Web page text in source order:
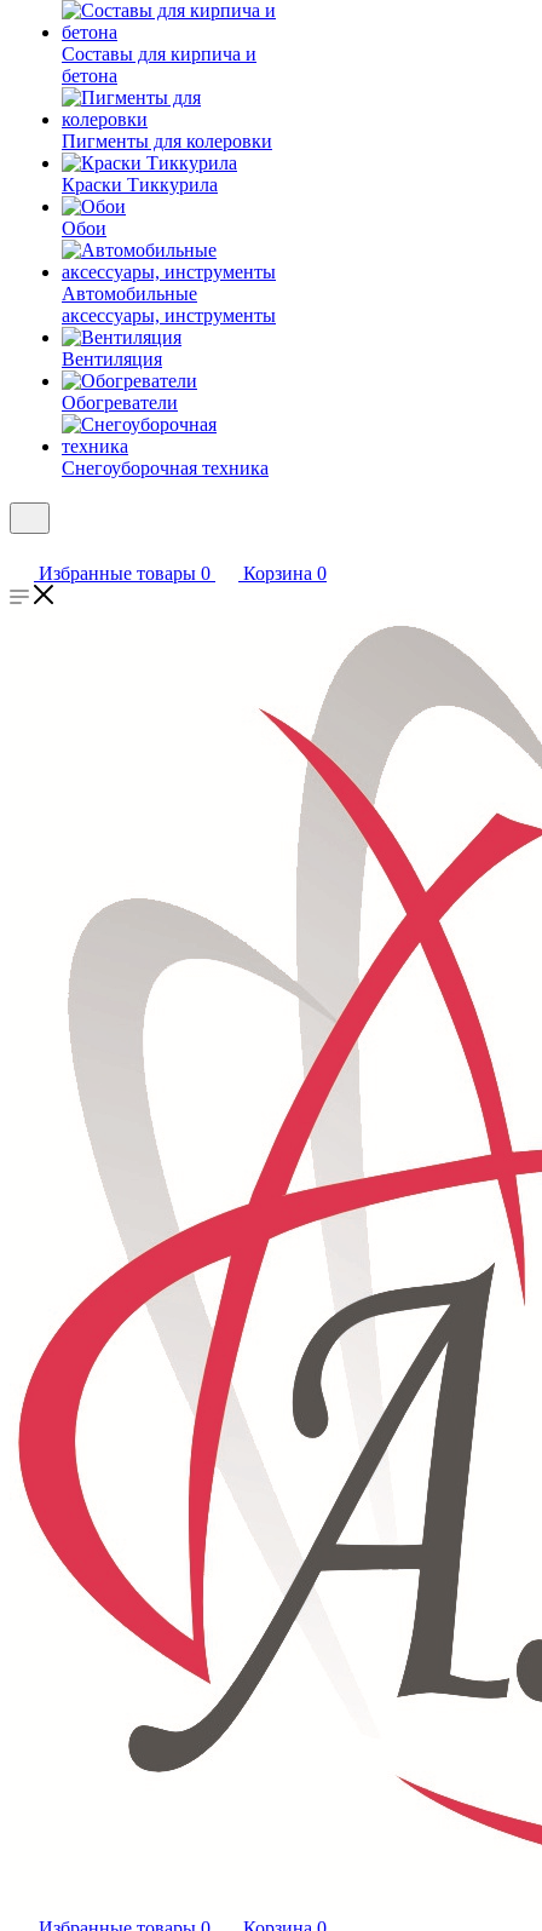
Составы для кирпича и
бетона
Пигменты для колеровки
Краски Тиккурила
Обои
Автомобильные
аксессуары, инструменты
Вентиляция
Обогреватели
Снегоуборочная техника
Избранные товары 0 Корзина 0